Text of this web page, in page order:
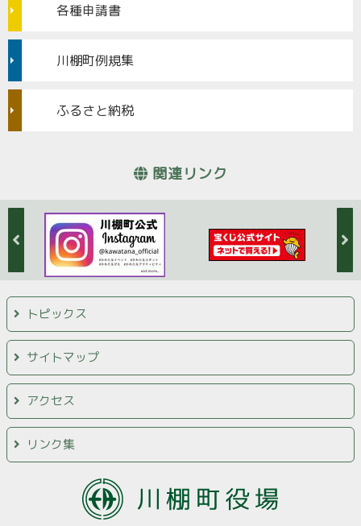
各種申請書
川棚町例規集
ふるさと納税
関連リンク
トピックス
サイトマップ
アクセス
リンク集